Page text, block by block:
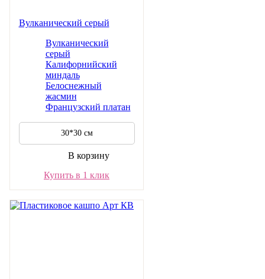
Вулканический серый
Вулканический
серый
Калифорнийский
миндаль
Белоснежный
жасмин
Французский платан
30*30 см
В корзину
Купить в 1 клик